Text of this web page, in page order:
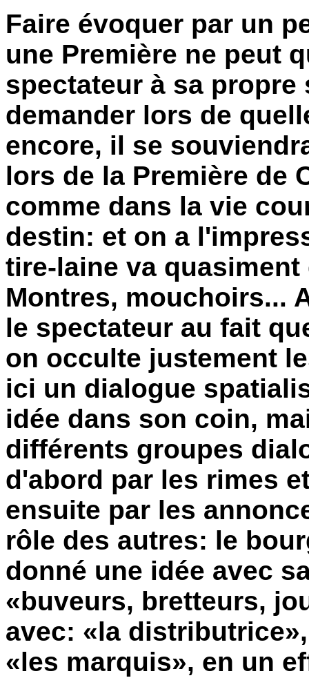
Faire évoquer par un
une Première ne peut
spectateur à sa
demander lors de
encore, il se
lors de la Première de
comme dans la vie
destin: et on a
tire-laine va
Montres, mouchoirs...
le spectateur au fait
on occulte justement
ici un dialogue
idée dans son coin,
différents groupes
d'abord par les rimes
ensuite par les
rôle des autres: le
donné une idée avec
«buveurs, bretteurs,
avec: «la
«les marquis», en un